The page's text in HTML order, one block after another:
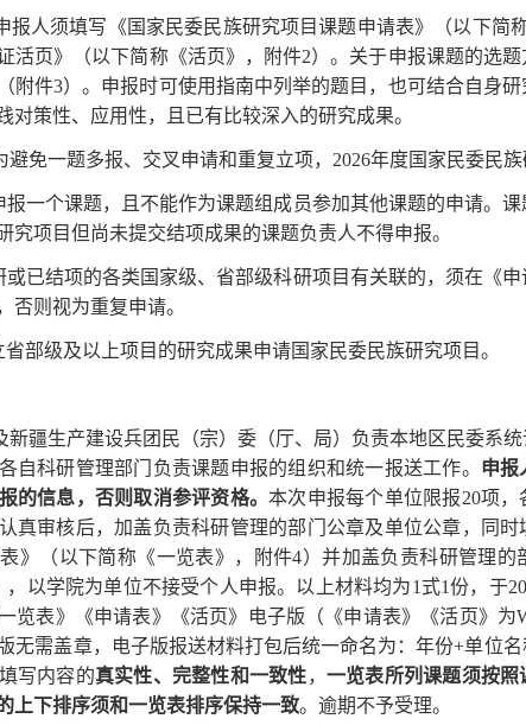
报人须填写《国家民委民族研究项目课题申请表》（以下简
活页》（以下简称《活页》，附件2）。关于申报课题的选
附件3）。申报时可使用指南中列举的题目，也可结合自身
对策性、应用性，且已有比较深入的研究成果。
避免一题多报、交叉申请和重复立项， 2026年度国家民委民
一个课题，且不能作为课题组成员参加其他课题的申请。
究项目但尚未提交结项成果的课题负责人不得申报。
已结项的各类国家级、省部级科研项目有关联的，须在《
否则视为重复申请。
部级及以上项目的研究成果申请国家民委民族研究项目。
新疆生产建设兵团民（宗）委（厅、局）负责本地区民委系
自科研管理部门负责课题申报的组织和统一报送工作。 申报
的信息，否则取消参评资格。本次申报每个单位限报20项，
真审核后，加盖负责科研管理的部门公章及单位公章，同
》（以下简称《一览表》，附件4）并加盖负责科研管理的
以学院为单位不接受个人申报。以上材料均为1式1份，于
览表》《申请表》《活页》电子版（《申请表》《活页》为
无需盖章，电子版报送材料打包后统一命名为：年份+单位
写内容的真实性、完整性和一致性， 一览表所列课题须按
上下排序须和一览表排序保持一致。逾期不予受理。